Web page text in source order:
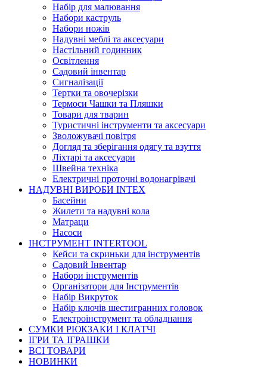
Набір для малювання
Набори каструль
Набори ножів
Надувні меблі та аксесуари
Настільний годинник
Освітлення
Садовий інвентар
Сигналізації
Тертки та овочерізки
Термоси Чашки та Пляшки
Товари для тварин
Туристичні інструменти та аксесуари
Зволожувачі повітря
Догляд та зберігання одягу та взуття
Ліхтарі та аксесуари
Швейна техніка
Електричні проточні водонагрівачі
НАДУВНІ ВИРОБИ INTEX
Басейни
Жилети та надувні кола
Матраци
Насоси
ІНСТРУМЕНТ INTERTOOL
Кейси та скриньки для інструментів
Садовий Інвентар
Набори інструментів
Організатори для Інструментів
Набір Викруток
Набір ключів шестигранних головок
Електроінструмент та обладнання
СУМКИ РЮКЗАКИ І КЛАТЧІ
ІГРИ ТА ІГРАШКИ
ВСІ ТОВАРИ
НОВИНКИ